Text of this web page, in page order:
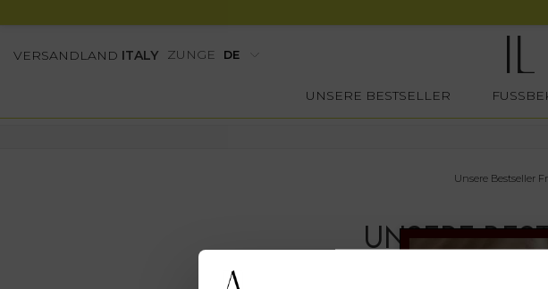
VERSANDLAND ITALY ZUNGE
UNSERE BESTSELLER
Unsere Bestseller
UNSERE